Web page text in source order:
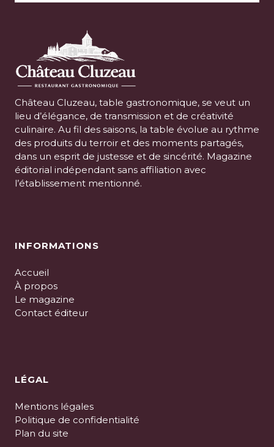
Château Cluzeau, table gastronomique, se veut un
lieu d’élégance, de transmission et de créativité
culinaire. Au fil des saisons, la table évolue au rythme
des produits du terroir et des moments partagés,
dans un esprit de justesse et de sincérité. Magazine
éditorial indépendant sans affiliation avec
l’établissement mentionné.
INFORMATIONS
Accueil
À propos
Le magazine
Contact éditeur
LÉGAL
Mentions légales
Politique de confidentialité
Plan du site